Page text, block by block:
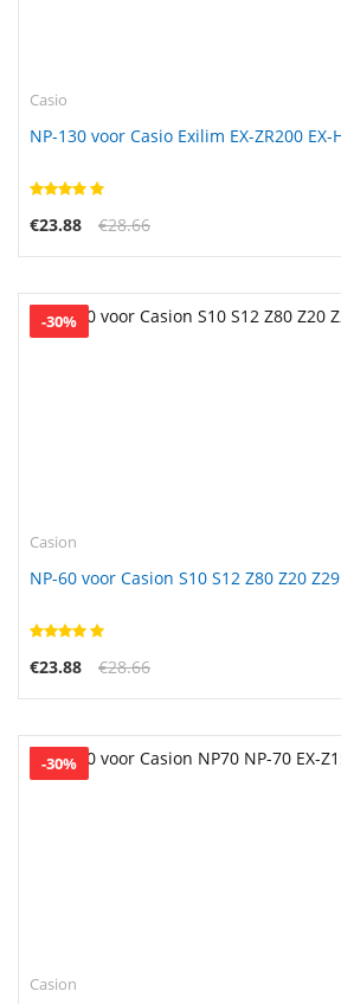
Casio
NP-130 voor Casio Exilim EX-ZR200 EX-
€23.88 €28.66
-30%
Casion
NP-60 voor Casion S10 S12 Z80 Z20
€23.88 €28.66
-30%
Casion